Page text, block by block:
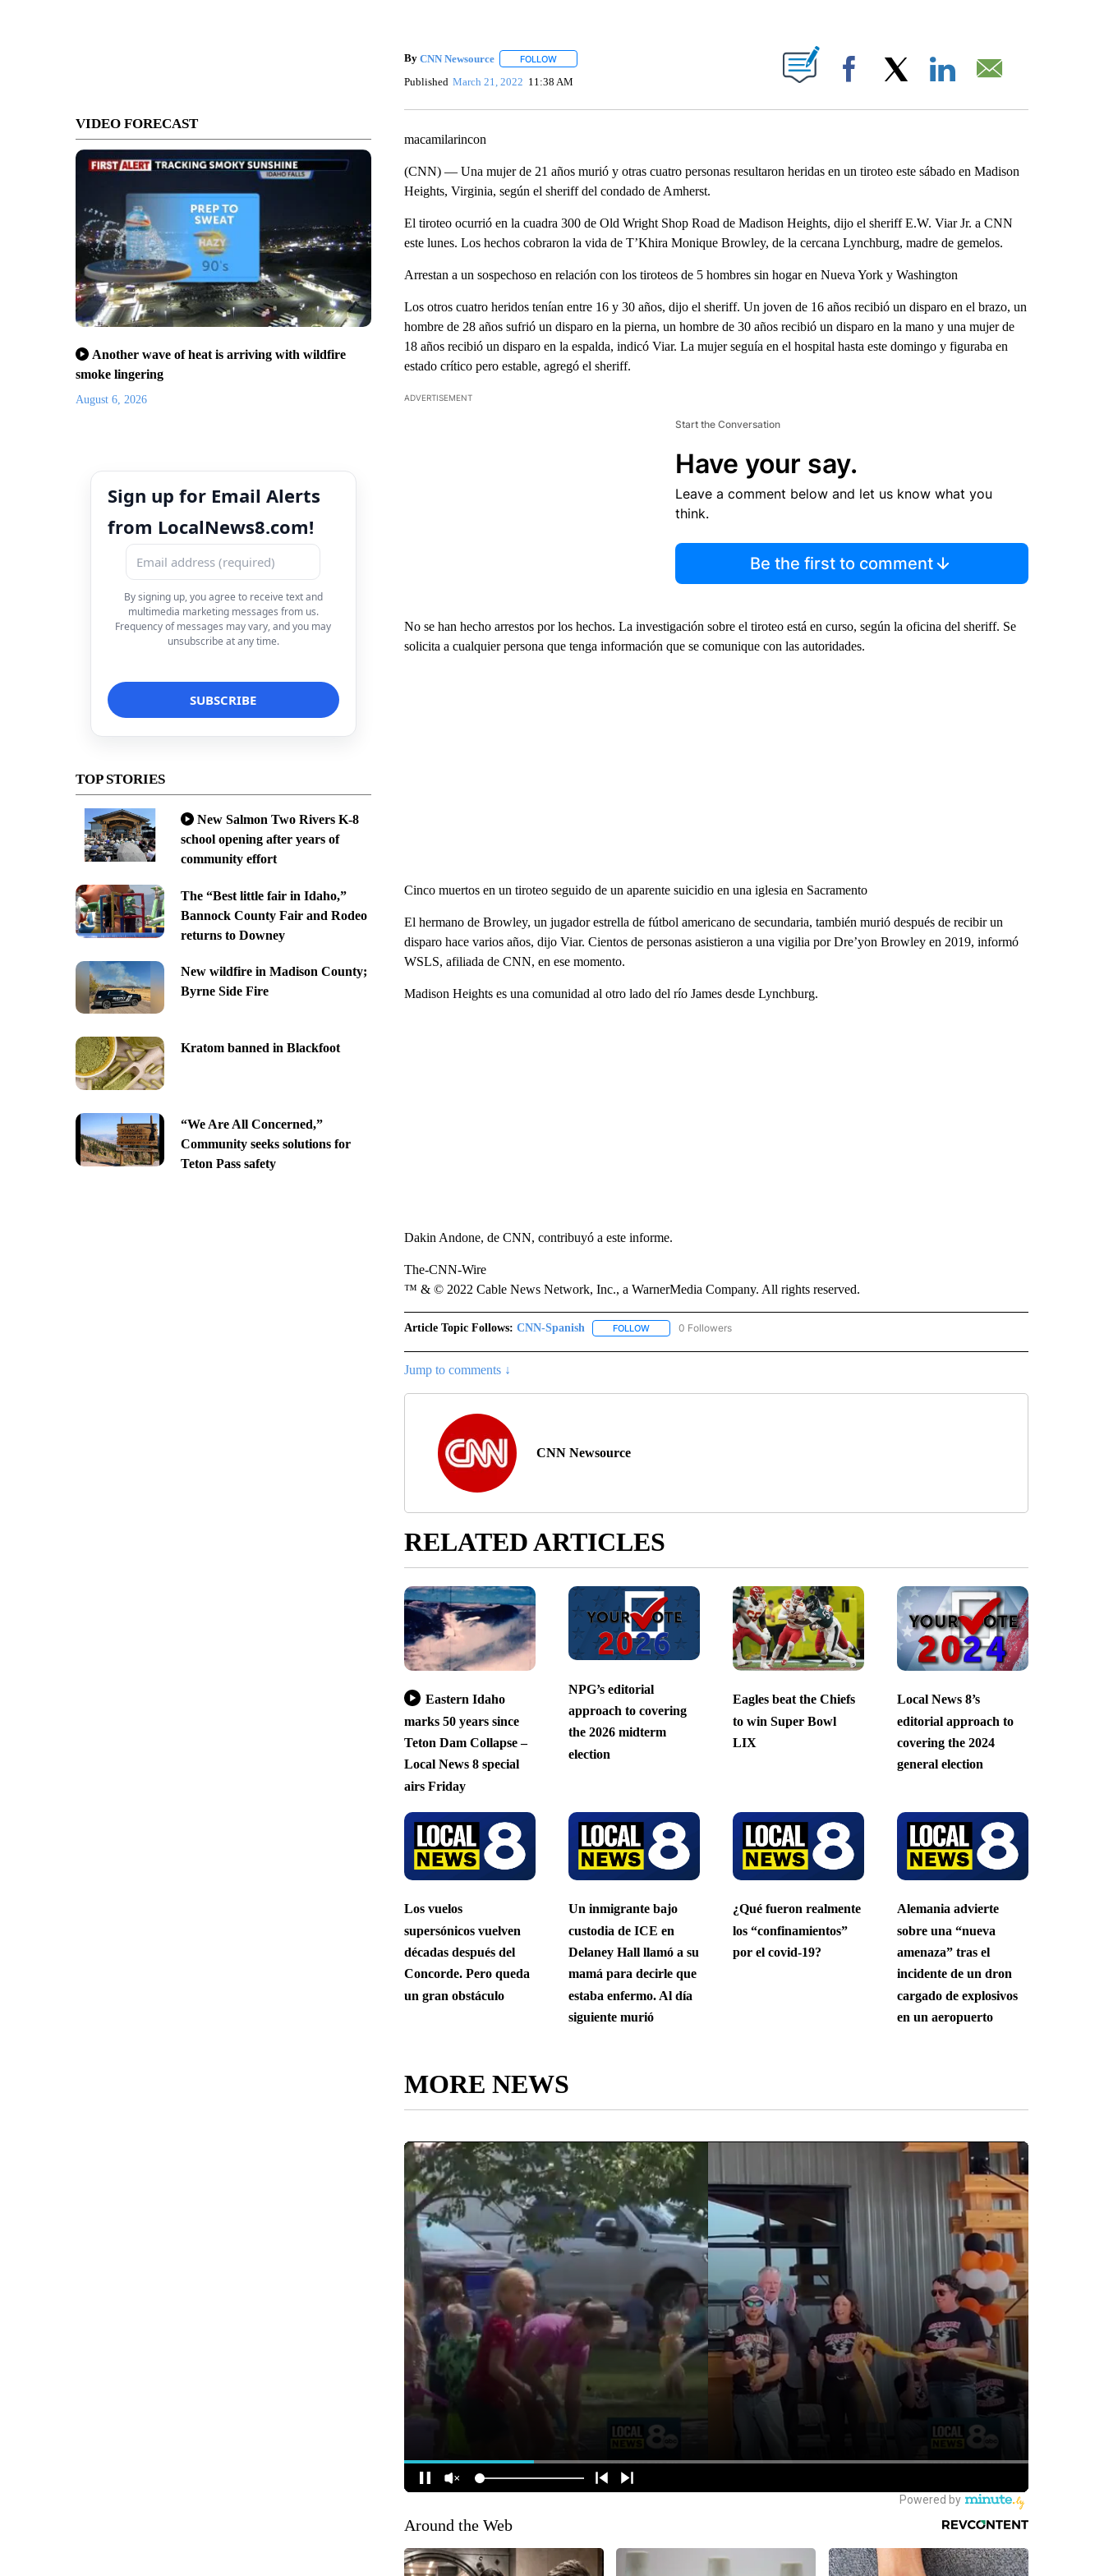
VIDEO FORECAST
Another wave of heat is arriving with wildfire
smoke lingering
August 6, 2026
Sign up for Email Alerts
from LocalNews8.com!
By signing up, you agree to receive text and
multimedia marketing messages from us.
Frequency of messages may vary, and you may
unsubscribe at any time.
TOP STORIES
New Salmon Two Rivers K-8
school opening after years of
community effort
The “Best little fair in Idaho,”
Bannock County Fair and Rodeo
returns to Downey
New wildfire in Madison County;
Byrne Side Fire
Kratom banned in Blackfoot
“We Are All Concerned,”
Community seeks solutions for
Teton Pass safety
By CNN Newsource FOLLOWFOLLOW "" TO RECEIVE NOTIFICATIONS ABOUT NEW PAGES ON "".
Published March 21, 2022 11:38 AM Facebook
macamilarincon
(CNN) — Una mujer de 21 años murió y otras cuatro personas resultaron heridas en un tiroteo este sábado en Madison
Heights, Virginia, según el sheriff del condado de Amherst.
El tiroteo ocurrió en la cuadra 300 de Old Wright Shop Road de Madison Heights, dijo el sheriff E.W. Viar Jr. a CNN
este lunes. Los hechos cobraron la vida de T’Khira Monique Browley, de la cercana Lynchburg, madre de gemelos.
Arrestan a un sospechoso en relación con los tiroteos de 5 hombres sin hogar en Nueva York y Washington
Los otros cuatro heridos tenían entre 16 y 30 años, dijo el sheriff. Un joven de 16 años recibió un disparo en el brazo, un
hombre de 28 años sufrió un disparo en la pierna, un hombre de 30 años recibió un disparo en la mano y una mujer de
18 años recibió un disparo en la espalda, indicó Viar. La mujer seguía en el hospital hasta este domingo y figuraba en
estado crítico pero estable, agregó el sheriff.
ADVERTISEMENT
Start the Conversation
Have your say.
Leave a comment below and let us know what you
think.
Be the first to comment
No se han hecho arrestos por los hechos. La investigación sobre el tiroteo está en curso, según la oficina del sheriff. Se
solicita a cualquier persona que tenga información que se comunique con las autoridades.
Cinco muertos en un tiroteo seguido de un aparente suicidio en una iglesia en Sacramento
El hermano de Browley, un jugador estrella de fútbol americano de secundaria, también murió después de recibir un
disparo hace varios años, dijo Viar. Cientos de personas asistieron a una vigilia por Dre’yon Browley en 2019, informó
WSLS, afiliada de CNN, en ese momento.
Madison Heights es una comunidad al otro lado del río James desde Lynchburg.
Dakin Andone, de CNN, contribuyó a este informe.
The-CNN-Wire
™ & © 2022 Cable News Network, Inc., a WarnerMedia Company. All rights reserved.
Article Topic Follows: CNN-Spanish FOLLOWFOLLOW "CNN-SPANISH" TO RECEIVE NOTIFICATIONS ABOUT NEW PAGES ON "CNN-SPANISH".
0 Followers
Jump to comments ↓
CNN Newsource
RELATED ARTICLES
Eastern Idaho
marks 50 years since
Teton Dam Collapse –
Local News 8 special
airs Friday
NPG’s editorial
approach to covering
the 2026 midterm
election
Eagles beat the Chiefs
to win Super Bowl
LIX
Local News 8’s
editorial approach to
covering the 2024
general election
Los vuelos
supersónicos vuelven
décadas después del
Concorde. Pero queda
un gran obstáculo
Un inmigrante bajo
custodia de ICE en
Delaney Hall llamó a su
mamá para decirle que
estaba enfermo. Al día
siguiente murió
¿Qué fueron realmente
los “confinamientos”
por el covid-19?
Alemania advierte
sobre una “nueva
amenaza” tras el
incidente de un dron
cargado de explosivos
en un aeropuerto
MORE NEWS
Around the Web